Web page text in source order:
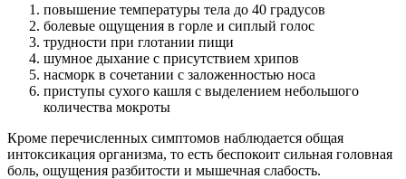
повышение температуры тела до 40 градусов
болевые ощущения в горле и сиплый голос
трудности при глотании пищи
шумное дыхание с присутствием хрипов
насморк в сочетании с заложенностью носа
приступы сухого кашля с выделением небольшого
количества мокроты
Кроме перечисленных симптомов наблюдается общая
интоксикация организма, то есть беспокоит сильная головная
боль, ощущения разбитости и мышечная слабость.